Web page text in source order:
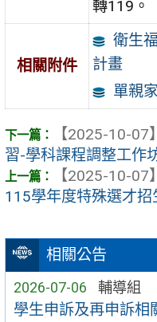
相關公告
2026-07-06 輔導組
學生申訴及再申訴相
轉119。
相關附件
衛生
計畫
單親
【2025-10-07】
習-學科課程調整工作
【2025-10-07】
115學年度特殊選才招